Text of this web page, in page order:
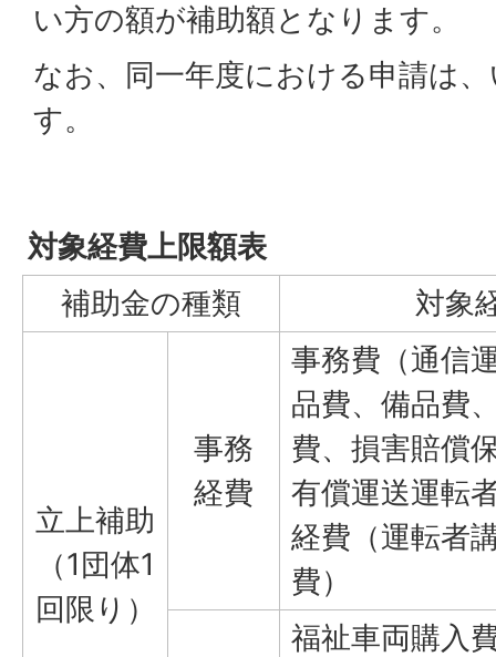
い方の額が補助額となります。
なお、同一年度における申請は
す。
対象経費上限額表
補助金の種類
対象
立上補助
（1団体1
回限り）
事務
経費
事務費（通信
品費、備品費
費、損害賠償
有償運送運転
経費（運転者
費）
福祉車両購入